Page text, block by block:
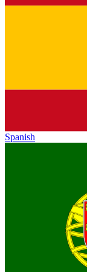
Spanish